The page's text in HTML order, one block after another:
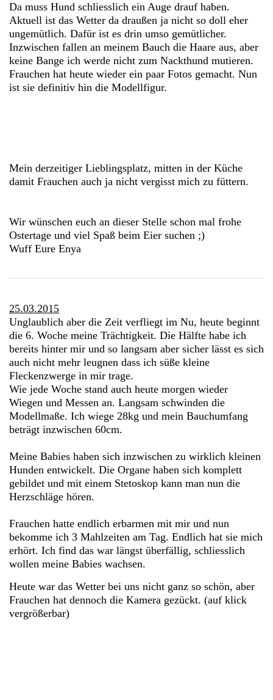
Da muss Hund schliesslich ein Auge drauf haben.
Aktuell ist das Wetter da draußen ja nicht so doll eher
ungemütlich. Dafür ist es drin umso gemütlicher.
Inzwischen fallen an meinem Bauch die Haare aus, aber
keine Bange ich werde nicht zum Nackthund mutieren.
Frauchen hat heute wieder ein paar Fotos gemacht. Nun
ist sie definitiv hin die Modellfigur.
Mein derzeitiger Lieblingsplatz, mitten in der Küche
damit Frauchen auch ja nicht vergisst mich zu füttern.
Wir wünschen euch an dieser Stelle schon mal frohe
Ostertage und viel Spaß beim Eier suchen ;)
Wuff Eure Enya
25.03.2015
Unglaublich aber die Zeit verfliegt im Nu, heute beginnt
die 6. Woche meine Trächtigkeit. Die Hälfte habe ich
bereits hinter mir und so langsam aber sicher lässt es sich
auch nicht mehr leugnen dass ich süße kleine
Fleckenzwerge in mir trage.
Wie jede Woche stand auch heute morgen wieder
Wiegen und Messen an. Langsam schwinden die
Modellmaße. Ich wiege 28kg und mein Bauchumfang
beträgt inzwischen 60cm.
Meine Babies haben sich inzwischen zu wirklich kleinen
Hunden entwickelt. Die Organe haben sich komplett
gebildet und mit einem Stetoskop kann man nun die
Herzschläge hören.
Frauchen hatte endlich erbarmen mit mir und nun
bekomme ich 3 Mahlzeiten am Tag. Endlich hat sie mich
erhört. Ich find das war längst überfällig, schliesslich
wollen meine Babies wachsen.
Heute war das Wetter bei uns nicht ganz so schön, aber
Frauchen hat dennoch die Kamera gezückt. (auf klick
vergrößerbar)